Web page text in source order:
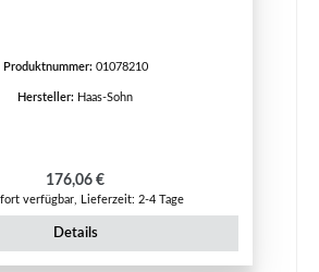
Produktnummer: 01078210
Hersteller: Haas-Sohn
Regulärer Preis:
176,06 €
verfügbar, Lieferzeit: 2-4 Tage
Details